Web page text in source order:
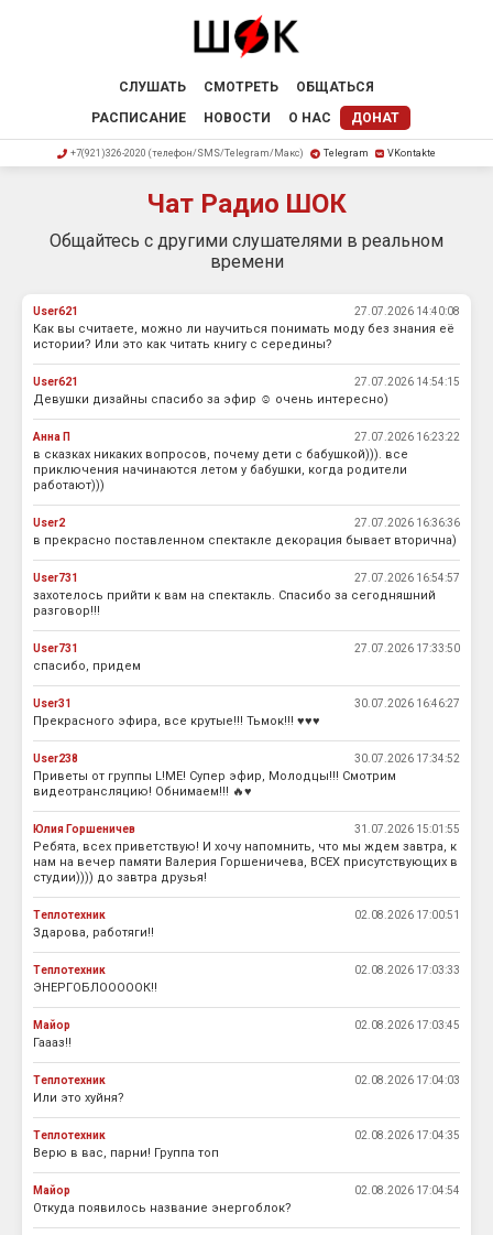
СЛУШАТЬ СМОТРЕТЬ
ОБЩАТЬСЯ
РАСПИСАНИЕ
НОВОСТИ О НАС ДОНАТ
+7(921)326-2020 (телефон/SMS/Telegram/Макс) Telegram VKontakte
Чат Радио ШОК
Общайтесь с другими слушателями в реальном
времени
User621 27.07.2026 14:40:08
Как вы считаете, можно ли научиться понимать моду без знания её
истории? Или это как читать книгу с середины?
User621 27.07.2026 14:54:15
Девушки дизайны спасибо за эфир ☺️ очень интересно)
Анна П 27.07.2026 16:23:22
в сказках никаких вопросов, почему дети с бабушкой))). все
приключения начинаются летом у бабушки, когда родители
работают)))
User2 27.07.2026 16:36:36
в прекрасно поставленном спектакле декорация бывает вторична)
User731 27.07.2026 16:54:57
захотелось прийти к вам на спектакль. Спасибо за сегодняшний
разговор!!!
User731 27.07.2026 17:33:50
спасибо, придем
User31 30.07.2026 16:46:27
Прекрасного эфира, все крутые!!! Тьмок!!! ♥️♥️♥️
User238 30.07.2026 17:34:52
Приветы от группы L!МЕ! Супер эфир, Молодцы!!! Смотрим
видеотрансляцию! Обнимаем!!! 🔥♥️
Юлия Горшеничев 31.07.2026 15:01:55
Ребята, всех приветствую! И хочу напомнить, что мы ждем завтра, к
нам на вечер памяти Валерия Горшеничева, ВСЕХ присутствующих в
студии)))) до завтра друзья!
Теплотехник 02.08.2026 17:00:51
Здарова, работяги!!
Теплотехник 02.08.2026 17:03:33
ЭНЕРГОБЛОООООК!!
Майор 02.08.2026 17:03:45
Гаааз!!
Теплотехник 02.08.2026 17:04:03
Или это хуйня?
Теплотехник 02.08.2026 17:04:35
Верю в вас, парни! Группа топ
Майор 02.08.2026 17:04:54
Откуда появилось название энергоблок?